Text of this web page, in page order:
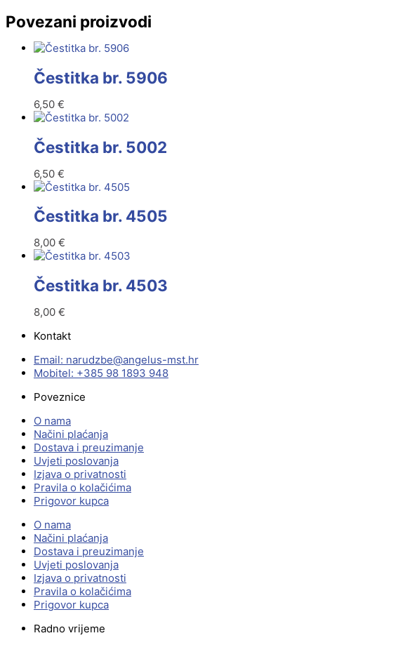
Povezani proizvodi
Čestitka br. 5906
6,50 €
Čestitka br. 5002
6,50 €
Čestitka br. 4505
8,00 €
Čestitka br. 4503
8,00 €
Kontakt
Email:
rh.tsm-sulegna
@ebzduran
Mobitel: +385 98 1893 948
Poveznice
O nama
Načini plaćanja
Dostava i preuzimanje
Uvjeti poslovanja
Izjava o privatnosti
Pravila o kolačićima
Prigovor kupca
O nama
Načini plaćanja
Dostava i preuzimanje
Uvjeti poslovanja
Izjava o privatnosti
Pravila o kolačićima
Prigovor kupca
Radno vrijeme